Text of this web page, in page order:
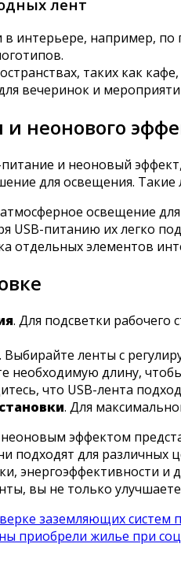
лент
интерьере, например, по
таких как
вечеринок и
неонового
и неоновый
для освещения.
освещение
USB-питанию их легко
отдельных элементов
. Для подсветки
. Выбирайте ленты с
необходимую длину,
что USB-лента
. Для
эффектом
подходят для различных
энергоэффективности
вы не только
заземляющих систем
приобрели жилье при